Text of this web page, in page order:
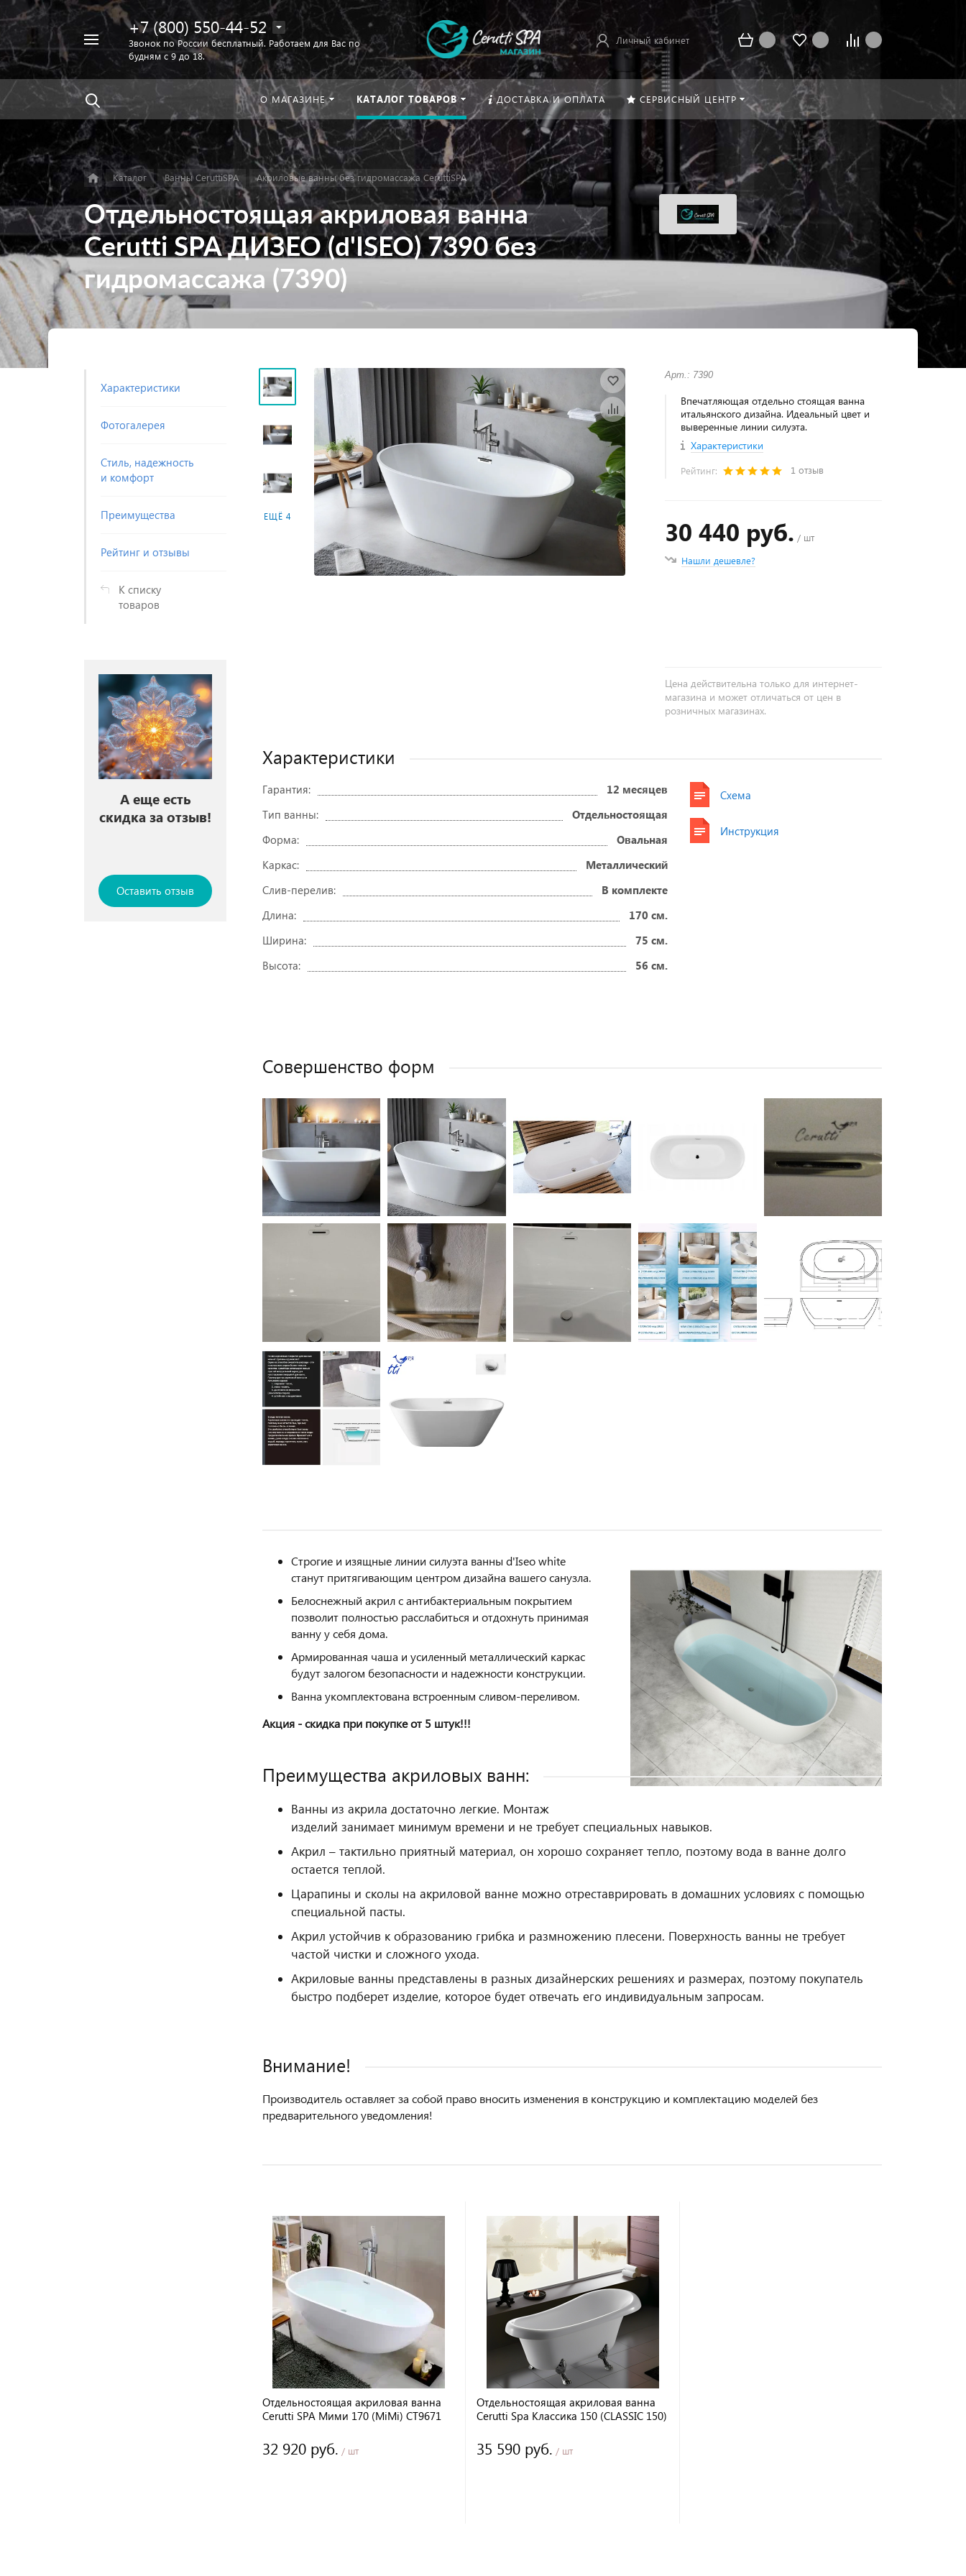
в каталоге
Найти
Например,
унитаз
+7 (800) 550-44-52
Звонок по России бесплатный. Работаем для Вас по
будням с 9 до 18.
Личный кабинет
О МАГАЗИНЕ КАТАЛОГ ТОВАРОВ ДОСТАВКА И ОПЛАТА СЕРВИСНЫЙ ЦЕНТР
Каталог Ванны CeruttiSPA Акриловые ванны без гидромассажа CeruttiSPA
Отдельностоящая акриловая ванна
Cerutti SPA ДИЗЕО (d'ISEO) 7390 без
гидромассажа (7390)
Характеристики
Фотогалерея
Cтиль, надежность
и комфорт
Преимущества
Рейтинг и отзывы
К списку
товаров
А еще есть
скидка за отзыв!
Оставить отзыв
ЕЩЁ 4
Арт.: 7390
Впечатляющая отдельно стоящая ванна
итальянского дизайна. Идеальный цвет и
выверенные линии силуэта.
Характеристики
Рейтинг: 1 отзыв
30 440 руб. / шт
Нашли дешевле?
Цена действительна только для интернет-
магазина и может отличаться от цен в
розничных магазинах.
Характеристики
Гарантия:
12 месяцев
Тип ванны:
Отдельностоящая
Форма:
Овальная
Каркас:
Металлический
Слив-перелив:
В комплекте
Длина:
170 см.
Ширина:
75 см.
Высота:
56 см.
Схема
Инструкция
Совершенство форм
Строгие и изящные линии силуэта ванны d'Iseo white
станут притягивающим центром дизайна вашего санузла.
Белоснежный акрил с антибактериальным покрытием
позволит полностью расслабиться и отдохнуть принимая
ванну у себя дома.
Армированная чаша и усиленный металлический каркас
будут залогом безопасности и надежности конструкции.
Ванна укомплектована встроенным сливом-переливом.
Акция - скидка при покупке от 5 штук!!!
Преимущества акриловых ванн:
Ванны из акрила достаточно легкие. Монтаж
изделий занимает минимум времени и не требует специальных навыков.
Акрил – тактильно приятный материал, он хорошо сохраняет тепло, поэтому вода в ванне долго
остается теплой.
Царапины и сколы на акриловой ванне можно отреставрировать в домашних условиях с помощью
специальной пасты.
Акрил устойчив к образованию грибка и размножению плесени. Поверхность ванны не требует
частой чистки и сложного ухода.
Акриловые ванны представлены в разных дизайнерских решениях и размерах, поэтому покупатель
быстро подберет изделие, которое будет отвечать его индивидуальным запросам.
Внимание!
Производитель оставляет за собой право вносить изменения в конструкцию и комплектацию моделей без
предварительного уведомления!
Отдельностоящая акриловая ванна
Cerutti SPA Мими 170 (MiMi) CT9671
32 920 руб. / шт
Отдельностоящая акриловая ванна
Cerutti Spa Классика 150 (CLASSIC 150)
гидромассажа
35 590 руб. / шт